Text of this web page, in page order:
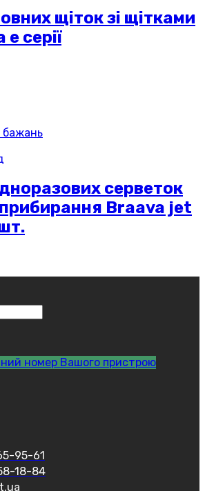
щіток зі щітками
серії
бажань
серветок
Braava jet
номер Вашого пристрою
95-61
18-84